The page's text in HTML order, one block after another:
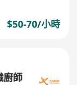
$50-70/小時
廚師